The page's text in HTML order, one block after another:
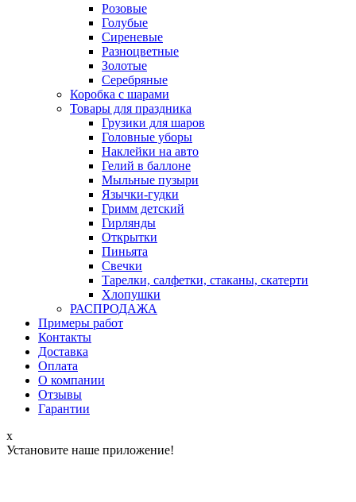
Розовые
Голубые
Сиреневые
Разноцветные
Золотые
Серебряные
Коробка с шарами
Товары для праздника
Грузики для шаров
Головные уборы
Наклейки на авто
Гелий в баллоне
Мыльные пузыри
Язычки-гудки
Гримм детский
Гирлянды
Открытки
Пиньята
Свечки
Тарелки, салфетки, стаканы, скатерти
Хлопушки
РАСПРОДАЖА
Примеры работ
Контакты
Доставка
Оплата
О компании
Отзывы
Гарантии
x
Установите наше приложение!